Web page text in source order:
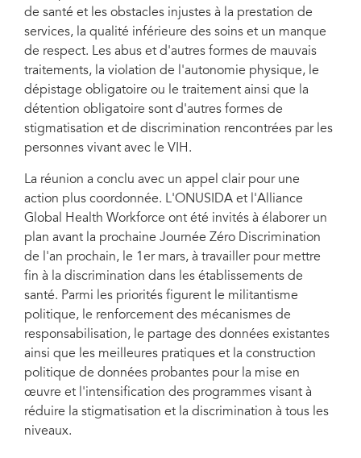
de santé et les obstacles injustes à la prestation de
services, la qualité inférieure des soins et un manque
de respect. Les abus et d'autres formes de mauvais
traitements, la violation de l'autonomie physique, le
dépistage obligatoire ou le traitement ainsi que la
détention obligatoire sont d'autres formes de
stigmatisation et de discrimination rencontrées par les
personnes vivant avec le VIH.
La réunion a conclu avec un appel clair pour une
action plus coordonnée. L'ONUSIDA et l'Alliance
Global Health Workforce ont été invités à élaborer un
plan avant la prochaine Journée Zéro Discrimination
de l'an prochain, le 1er mars, à travailler pour mettre
fin à la discrimination dans les établissements de
santé. Parmi les priorités figurent le militantisme
politique, le renforcement des mécanismes de
responsabilisation, le partage des données existantes
ainsi que les meilleures pratiques et la construction
politique de données probantes pour la mise en
œuvre et l'intensification des programmes visant à
réduire la stigmatisation et la discrimination à tous les
niveaux.